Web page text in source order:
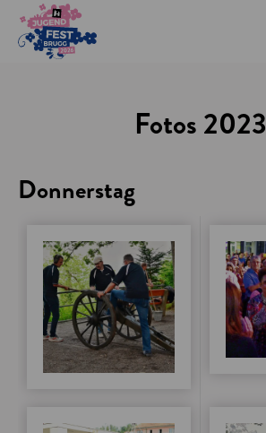
Fotos 2023
Donnerstag